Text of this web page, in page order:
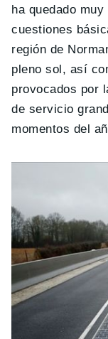
ha quedado
cuestiones
región de
pleno sol, así
provocados por
de servicio
momentos del